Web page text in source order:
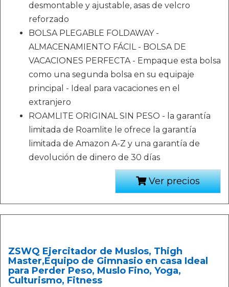
desmontable y ajustable, asas de velcro
reforzado
BOLSA PLEGABLE FOLDAWAY -
ALMACENAMIENTO FÁCIL - BOLSA DE
VACACIONES PERFECTA - Empaque esta bolsa
como una segunda bolsa en su equipaje
principal - Ideal para vacaciones en el
extranjero
ROAMLITE ORIGINAL SIN PESO - la garantía
limitada de Roamlite le ofrece la garantía
limitada de Amazon A-Z y una garantía de
devolución de dinero de 30 días
Ver precios
ZSWQ Ejercitador de Muslos, Thigh
Master,Equipo de Gimnasio en casa Ideal
para Perder Peso, Muslo Fino, Yoga,
Culturismo, Fitness